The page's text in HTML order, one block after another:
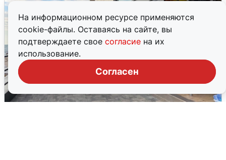
На информационном ресурсе применяются
cookie-файлы. Оставаясь на сайте, вы
подтверждаете свое согласие на их
использование.
Согласен